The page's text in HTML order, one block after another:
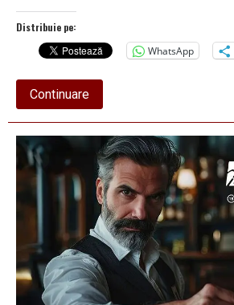
Distribuie pe:
WhatsApp
Continuareabout
VEȘTI
BUNE
LA
INFIRMERIE